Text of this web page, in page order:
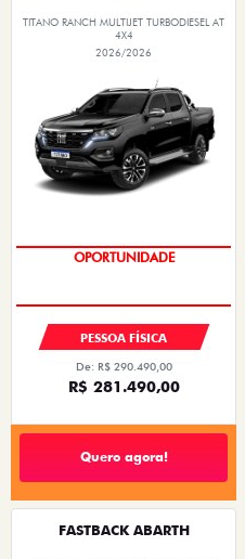
TITANO RANCH MULTIJET TURBODIESEL AT
4X4
2026/2026
CONDIÇÃO IMPERDÍVEL
PESSOA FÍSICA
De: R$ 290.490,00
R$ 281.490,00
Quero agora!
FASTBACK ABARTH